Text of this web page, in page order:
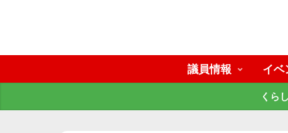
議員情報 イベ
くら